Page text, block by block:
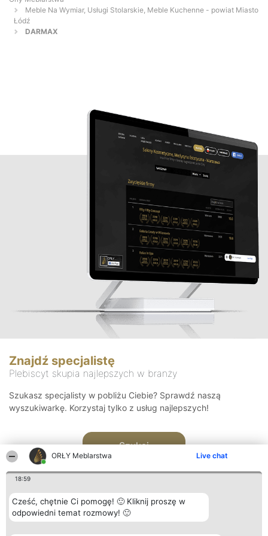
ORŁY Meblarstwa Live chat
18:59
Cześć, chętnie Ci pomogę! 🙂 Kliknij proszę w
odpowiedni temat rozmowy! 🙂
Meble Na Wymiar, Usługi Stolarskie, Meble Kuchenne - powiat Miasto
Łódź
DARMAX
Znajdź specjalistę
Plebiscyt skupia najlepszych w branży
Szukasz specjalisty w pobliżu Ciebie? Sprawdź naszą
wyszukiwarkę. Korzystaj tylko z usług najlepszych!
Szukaj
Organizator plebiscytu Plebiscyt Kontakt